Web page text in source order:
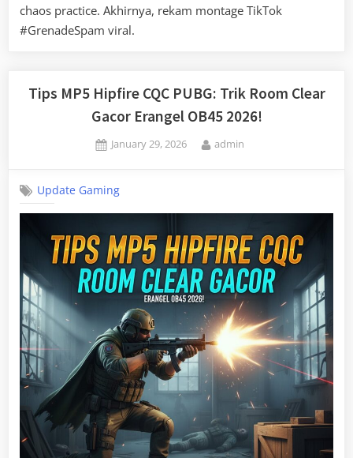
chaos practice. Akhirnya, rekam montage TikTok
#GrenadeSpam viral.
Tips MP5 Hipfire CQC PUBG: Trik Room Clear
Gacor Erangel OB45 2026!
Posted
January 29, 2026 By
admin
Update Gaming